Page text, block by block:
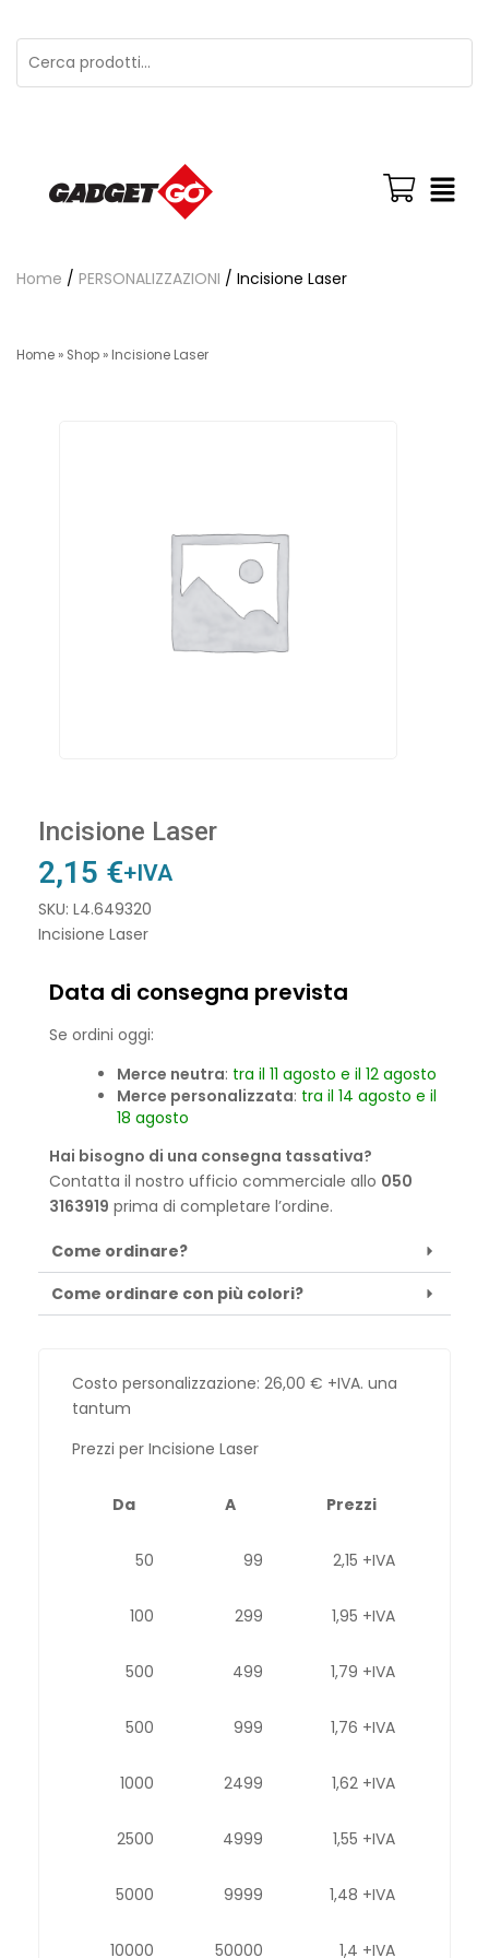
Home / PERSONALIZZAZIONI / Incisione Laser
Home » Shop » Incisione Laser
Incisione Laser
2,15 €+IVA
SKU: L4.649320
Incisione Laser
Data di consegna prevista
Se ordini oggi:
Merce neutra: tra il 11 agosto e il 12 agosto
Merce personalizzata: tra il 14 agosto e il
18 agosto
Hai bisogno di una consegna tassativa?
Contatta il nostro ufficio commerciale allo 050
3163919 prima di completare l’ordine.
Come ordinare?
Come ordinare con più colori?
Costo personalizzazione: 26,00 € +IVA. una
tantum
Prezzi per Incisione Laser
Da A Prezzi
50 99 2,15 +IVA
100 299 1,95 +IVA
500 499 1,79 +IVA
500 999 1,76 +IVA
1000 2499 1,62 +IVA
2500 4999 1,55 +IVA
5000 9999 1,48 +IVA
10000 50000 1,4 +IVA